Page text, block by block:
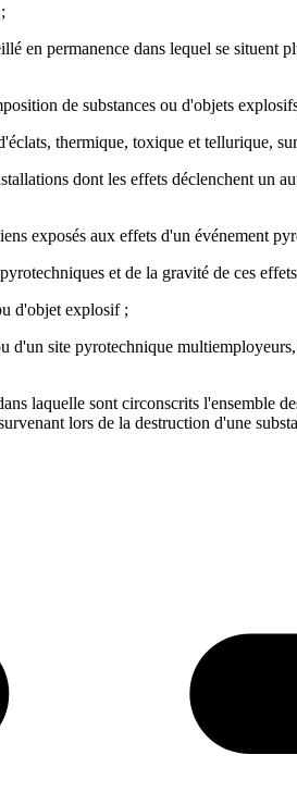
en permanence dans lequel se
de substances ou d'objets
thermique, toxique et tellurique,
dont les effets déclenchent un
exposés aux effets d'un événement
et de la gravité de ces
d'objet explosif ;
site pyrotechnique
laquelle sont circonscrits l'ensemble
lors de la destruction d'une